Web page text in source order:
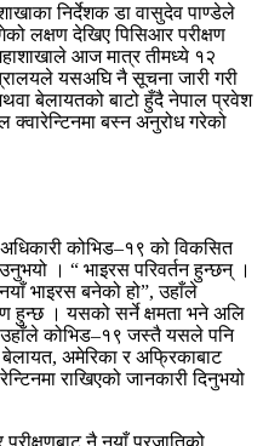
निर्देशक डा वासुदेव पाण्डेले
लक्षण देखिए पिसिआर परीक्षण
आज मात्र तीमध्ये १२
यसअघि नै सूचना जारी गरी
बेलायतको बाटो हुँदै नेपाल प्रवेश
क्वारेन्टिनमा बस्न अनुरोध गरेको
कोभिड–१९ को विकसित
। “ भाइरस परिवर्तन हुन्छन् ।
भाइरस बनेको हो”, उहाँले
हुन्छ । यसको सर्ने क्षमता भने अलि
कोभिड–१९ जस्तै यसले पनि
अमेरिका र अफ्रिकाबाट
राखिएको जानकारी दिनुभयो
नै नयाँ प्रजातिको